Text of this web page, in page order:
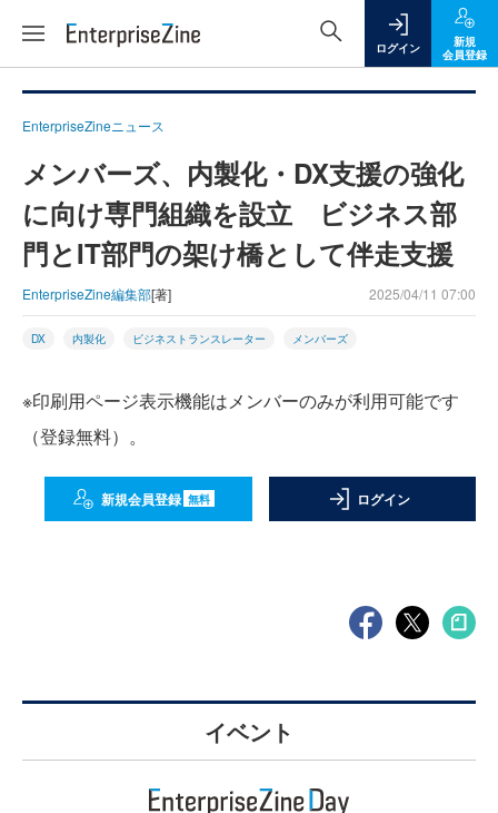
ログイン
新規
会員登録
EnterpriseZineニュース
メンバーズ、内製化・DX支援の強化
に向け専門組織を設立 ビジネス部
門とIT部門の架け橋として伴走支援
EnterpriseZine編集部[著] 2025/04/11 07:00
DX 内製化 ビジネストランスレーター メンバーズ
※印刷用ページ表示機能はメンバーのみが利用可能です
（登録無料）。
新規会員登録 無料 ログイン
イベント